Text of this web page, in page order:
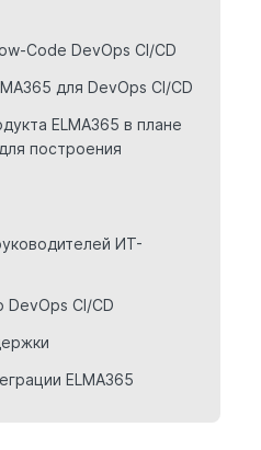
Code DevOps CI/CD
для DevOps CI/CD
ELMA365 в плане
построения
ИТ-
DevOps CI/CD
ELMA365